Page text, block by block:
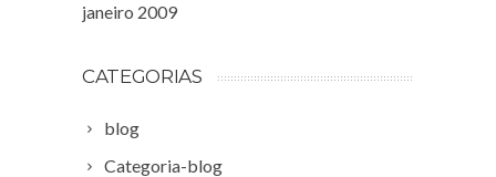
janeiro 2009
CATEGORIAS
blog
Categoria-blog